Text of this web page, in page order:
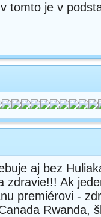
tomto je v
aj bez
zdravie!!! Ak
premiérovi -
Rwanda,